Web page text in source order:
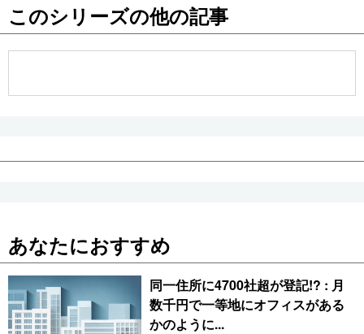
お知らせ
このシリーズの他の記事
あなたにおすすめ
同一住所に4700社超が登記!? : 月
数千円で一等地にオフィスがある
かのように...